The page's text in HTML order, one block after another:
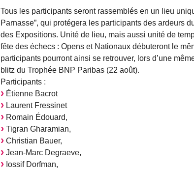
Tous les participants seront rassemblés en un lieu
Parnasse”, qui protégera les participants des ardeurs
des Expositions. Unité de lieu, mais aussi unité de
fête des échecs : Opens et Nationaux débuteront le
participants pourront ainsi se retrouver, lors d’une
blitz du Trophée BNP Paribas (22 août).
Participants :
Étienne Bacrot
Laurent Fressinet
Romain Édouard,
Tigran Gharamian,
Christian Bauer,
Jean-Marc Degraeve,
Iossif Dorfman,